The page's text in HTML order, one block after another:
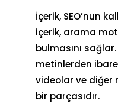
İçerik, SEO’nun
içerik, arama
bulmasını
metinlerden
videolar ve diğer
bir parçasıdır.